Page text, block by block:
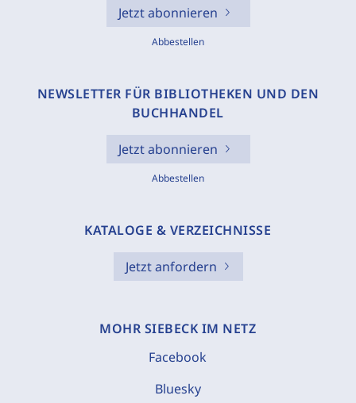
Jetzt abonnieren
Abbestellen
NEWSLETTER FÜR BIBLIOTHEKEN UND DEN
BUCHHANDEL
Jetzt abonnieren
Abbestellen
KATALOGE & VERZEICHNISSE
Jetzt anfordern
MOHR SIEBECK IM NETZ
Facebook
Bluesky